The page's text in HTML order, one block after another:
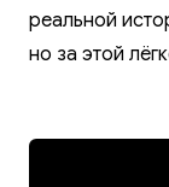
реальной
но за этой
вопросы,